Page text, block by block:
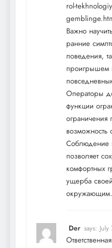
rol-
Важно
ранние
поведения,
проигрышем
Операторы
функции
ограничения
возможность
Соблюдение
позволяет
комфортных
ущерба
окружающим.
Der says: